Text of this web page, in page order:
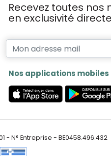
Recevez toutes
en exclusivité
Nos applications mobiles
- N° Entreprise - BE0458.496.432